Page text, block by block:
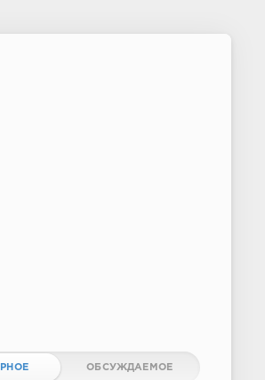
ОБСУЖДАЕМОЕ